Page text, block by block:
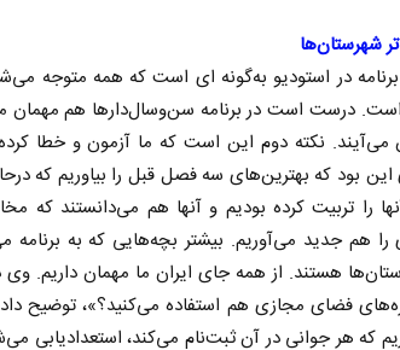
شهرستان‌ها
در استودیو به‌گونه ای است که همه متوجه
است. درست است در برنامه سن‌و‌سال‌دارها هم مهمان
می‌آیند. نکته دوم این است که ما آزمون و خطا
بود که بهترین‌های سه فصل قبل را بیاوریم که
را تربیت کرده بودیم و آنها هم می‌دانستند که
هم جدید می‌آوریم. بیشتر بچه‌هایی که به برنامه
هستند. از همه جای ایران ما مهمان داریم.
فضای مجازی هم استفاده می‌کنید؟»، توضیح
که هر جوانی در آن ثبت‌نام می‌کند، استعدادیابی
هستیم
دانشگاه
حکایت یک تاریخ و
نرگس خانعلی‌زاده -